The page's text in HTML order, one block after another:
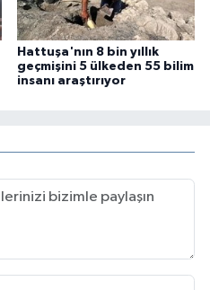
Hattuşa'nın 8 bin yıllık
geçmişini 5 ülkeden 55 bilim
insanı araştırıyor